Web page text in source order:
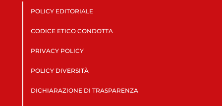
POLICY EDITORIALE
CODICE ETICO CONDOTTA
PRIVACY POLICY
POLICY DIVERSITÀ
DICHIARAZIONE DI TRASPARENZA